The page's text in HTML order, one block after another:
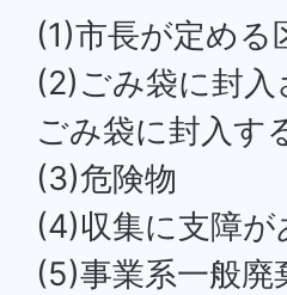
(1)市長が定め
(2)ごみ袋に封
ごみ袋に封入す
(3)危険物
(4)収集に支障
(5)事業系一般廃